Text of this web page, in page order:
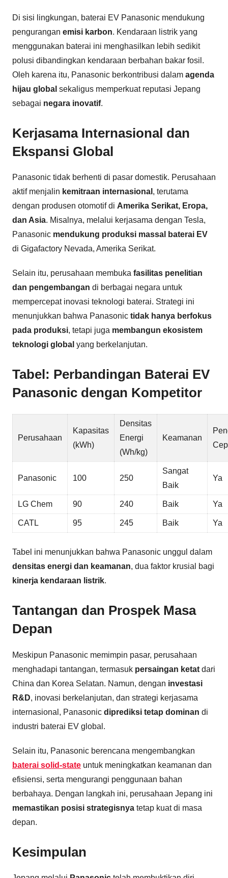
Di sisi lingkungan, baterai EV Panasonic mendukung
pengurangan emisi karbon. Kendaraan listrik yang
menggunakan baterai ini menghasilkan lebih sedikit
polusi dibandingkan kendaraan berbahan bakar fosil.
Oleh karena itu, Panasonic berkontribusi dalam agenda
hijau global sekaligus memperkuat reputasi Jepang
sebagai negara inovatif.
Kerjasama Internasional dan
Ekspansi Global
Panasonic tidak berhenti di pasar domestik. Perusahaan
aktif menjalin kemitraan internasional , terutama
dengan produsen otomotif di Amerika Serikat, Eropa,
dan Asia. Misalnya, melalui kerjasama dengan Tesla,
Panasonic mendukung produksi massal baterai EV
di Gigafactory Nevada, Amerika Serikat.
Selain itu, perusahaan membuka fasilitas penelitian
dan pengembangan di berbagai negara untuk
mempercepat inovasi teknologi baterai. Strategi ini
menunjukkan bahwa Panasonic tidak hanya berfokus
pada produksi, tetapi juga membangun ekosistem
teknologi global yang berkelanjutan.
Tabel: Perbandingan Baterai EV
Panasonic dengan Kompetitor
Perusahaan
Kapasitas
(kWh)
Densitas
Energi
(Wh/kg)
Keamanan
Panasonic 100 250
Sangat
Baik
Ya
LG Chem 90 240 Baik Ya
CATL 95 245 Baik Ya
Tabel ini menunjukkan bahwa Panasonic unggul dalam
densitas energi dan keamanan, dua faktor krusial bagi
kinerja kendaraan listrik.
Tantangan dan Prospek Masa
Depan
Meskipun Panasonic memimpin pasar, perusahaan
menghadapi tantangan, termasuk persaingan ketat dari
China dan Korea Selatan. Namun, dengan investasi
R&D, inovasi berkelanjutan, dan strategi kerjasama
internasional, Panasonic diprediksi tetap dominan di
industri baterai EV global.
Selain itu, Panasonic berencana mengembangkan
baterai solid-state untuk meningkatkan keamanan dan
efisiensi, serta mengurangi penggunaan bahan
berbahaya. Dengan langkah ini, perusahaan Jepang ini
memastikan posisi strategisnya tetap kuat di masa
depan.
Kesimpulan